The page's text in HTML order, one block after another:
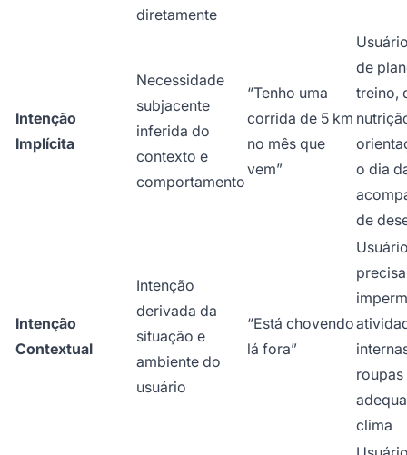
diretamente
Intenção
Implícita
Necessidade
subjacente
inferida do
contexto e
comportamento
“Tenho uma
corrida de 5 km
no mês que
vem”
de
treino,
o dia
de
Intenção
Contextual
Intenção
derivada da
situação e
ambiente do
usuário
“Está chovendo
lá fora”
roupas
clima